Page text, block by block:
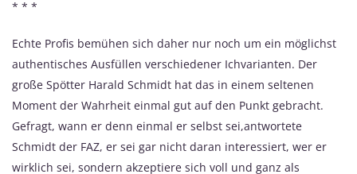
* * *
Echte Profis bemühen sich daher nur noch um ein möglichst
authentisches Ausfüllen verschiedener Ichvarianten. Der
große Spötter Harald Schmidt hat das in einem seltenen
Moment der Wahrheit einmal gut auf den Punkt gebracht.
Gefragt, wann er denn einmal er selbst sei,antwortete
Schmidt der FAZ, er sei gar nicht daran interessiert, wer er
wirklich sei, sondern akzeptiere sich voll und ganz als